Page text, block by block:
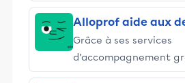
stimulants, Alloprof
et leurs parents dans
éducative.
Alloprof aide aux
Grâce à ses services
d’accompagnement
stimulants, Alloprof